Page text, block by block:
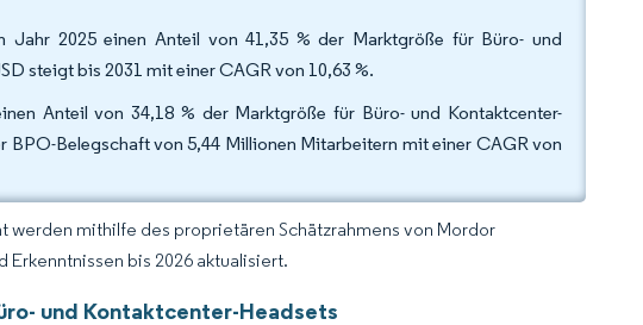
Jahr 2025 einen Anteil von 41,35 % der Marktgröße für Büro- und
steigt bis 2031 mit einer CAGR von 10,63 %.
Anteil von 34,18 % der Marktgröße für Büro- und Kontaktcenter-
Belegschaft von 5,44 Millionen Mitarbeitern mit einer CAGR von
werden mithilfe des proprietären Schätzrahmens von Mordor
bis 2026 aktualisiert.
und Kontaktcenter-Headsets